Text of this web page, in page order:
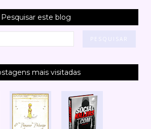
Pesquisar este blog
mais visitadas